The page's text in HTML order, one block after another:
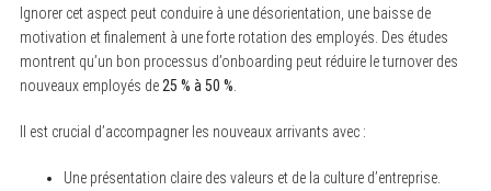
Ignorer cet aspect peut conduire à une désorientation, une baisse de
motivation et finalement à une forte rotation des employés. Des études
montrent qu’un bon processus d’onboarding peut réduire le turnover des
nouveaux employés de 25 % à 50 %
Il est crucial d’accompagner les nouveaux arrivants avec :
Une présentation claire des valeurs et de la culture d’entreprise.